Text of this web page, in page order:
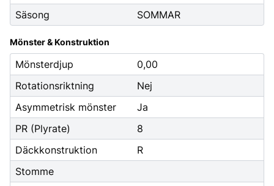
Säsong
SOMMAR
Mönster & Konstruktion
Mönsterdjup
0,00
Rotationsriktning
Nej
Asymmetrisk mönster
Ja
PR (Plyrate)
8
Däckkonstruktion
R
Stomme